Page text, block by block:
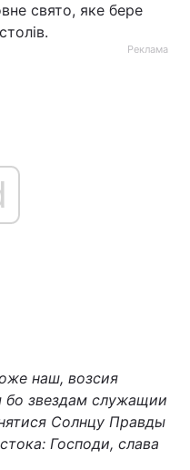
свято, яке бере
Реклама
наш, возсия
бо звездам служащии
Солнцу Правды
Господи, слава